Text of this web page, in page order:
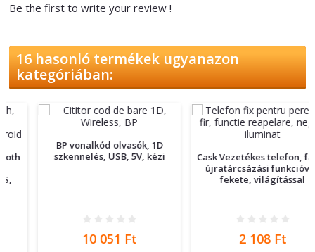
Be the first to write your review !
16 hasonló termékek ugyanazon
kategóriában:
BP vonalkód olvasók, 1D
szkennelés, USB, 5V, kézi
10 051 Ft
Cask Vezetékes telefon, falra,
újratárcsázási funkcióval,
fekete, világítással
2 108 Ft